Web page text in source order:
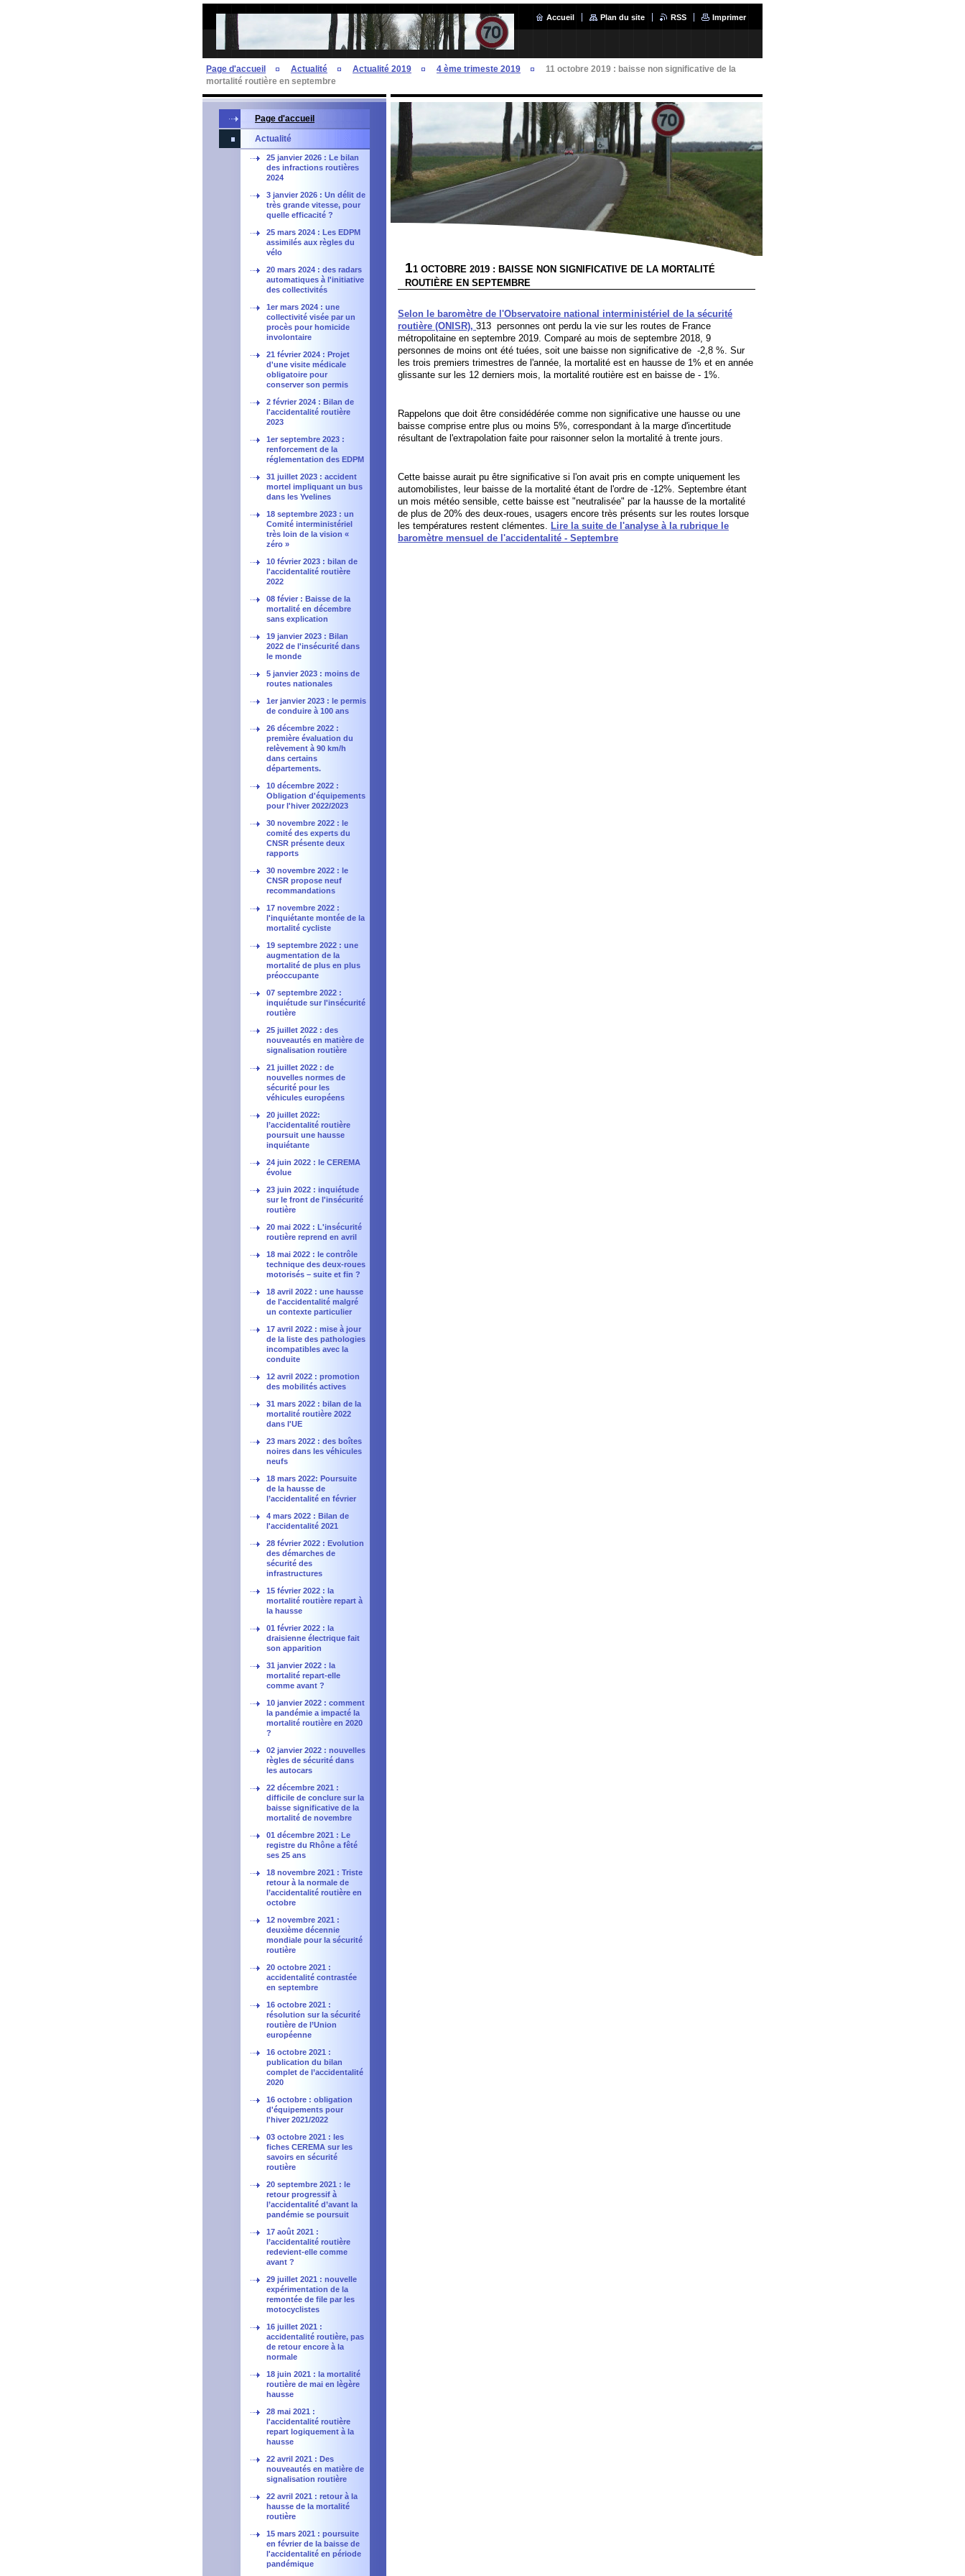
Accueil Plan du site RSS Imprimer
Page d'accueil Actualité Actualité 2019 4 ème trimeste 2019
11 octobre 2019 : baisse non significative de la
mortalité routière en septembre
11 OCTOBRE 2019 : BAISSE NON SIGNIFICATIVE DE LA MORTALITÉ
ROUTIÈRE EN SEPTEMBRE
Selon le baromètre de l'Observatoire national interministériel de la sécurité
routière (ONISR), 313 personnes ont perdu la vie sur les routes de France
métropolitaine en septembre 2019. Comparé au mois de septembre 2018, 9
personnes de moins ont été tuées, soit une baisse non significative de -2,8 %. Sur
les trois premiers trimestres de l'année, la mortalité est en hausse de 1% et en année
glissante sur les 12 derniers mois, la mortalité routière est en baisse de - 1%.
Rappelons que doit être considédérée comme non significative une hausse ou une
baisse comprise entre plus ou moins 5%, correspondant à la marge d'incertitude
résultant de l'extrapolation faite pour raisonner selon la mortalité à trente jours.
Cette baisse aurait pu être significative si l'on avait pris en compte uniquement les
automobilistes, leur baisse de la mortalité étant de l'ordre de -12%. Septembre étant
un mois météo sensible, cette baisse est "neutralisée" par la hausse de la mortalité
de plus de 20% des deux-roues, usagers encore très présents sur les routes lorsque
les températures restent clémentes. Lire la suite de l'analyse à la rubrique le
baromètre mensuel de l'accidentalité - Septembre
Page d'accueil
Actualité
25 janvier 2026 : Le bilan
des infractions routières
2024
3 janvier 2026 : Un délit de
très grande vitesse, pour
quelle efficacité ?
25 mars 2024 : Les EDPM
assimilés aux règles du
vélo
20 mars 2024 : des radars
automatiques à l'initiative
des collectivités
1er mars 2024 : une
collectivité visée par un
procès pour homicide
involontaire
21 février 2024 : Projet
d'une visite médicale
obligatoire pour
conserver son permis
2 février 2024 : Bilan de
l'accidentalité routière
2023
1er septembre 2023 :
renforcement de la
réglementation des EDPM
31 juillet 2023 : accident
mortel impliquant un bus
dans les Yvelines
18 septembre 2023 : un
Comité interministériel
très loin de la vision «
zéro »
10 février 2023 : bilan de
l'accidentalité routière
2022
08 févier : Baisse de la
mortalité en décembre
sans explication
19 janvier 2023 : Bilan
2022 de l'insécurité dans
le monde
5 janvier 2023 : moins de
routes nationales
1er janvier 2023 : le permis
de conduire à 100 ans
26 décembre 2022 :
première évaluation du
relèvement à 90 km/h
dans certains
départements.
10 décembre 2022 :
Obligation d'équipements
pour l'hiver 2022/2023
30 novembre 2022 : le
comité des experts du
CNSR présente deux
rapports
30 novembre 2022 : le
CNSR propose neuf
recommandations
17 novembre 2022 :
l'inquiétante montée de la
mortalité cycliste
19 septembre 2022 : une
augmentation de la
mortalité de plus en plus
préoccupante
07 septembre 2022 :
inquiétude sur l'insécurité
routière
25 juillet 2022 : des
nouveautés en matière de
signalisation routière
21 juillet 2022 : de
nouvelles normes de
sécurité pour les
véhicules européens
20 juillet 2022:
l’accidentalité routière
poursuit une hausse
inquiétante
24 juin 2022 : le CEREMA
évolue
23 juin 2022 : inquiétude
sur le front de l'insécurité
routière
20 mai 2022 : L'insécurité
routière reprend en avril
18 mai 2022 : le contrôle
technique des deux-roues
motorisés – suite et fin ?
18 avril 2022 : une hausse
de l'accidentalité malgré
un contexte particulier
17 avril 2022 : mise à jour
de la liste des pathologies
incompatibles avec la
conduite
12 avril 2022 : promotion
des mobilités actives
31 mars 2022 : bilan de la
mortalité routière 2022
dans l'UE
23 mars 2022 : des boîtes
noires dans les véhicules
neufs
18 mars 2022: Poursuite
de la hausse de
l’accidentalité en février
4 mars 2022 : Bilan de
l'accidentalité 2021
28 février 2022 : Evolution
des démarches de
sécurité des
infrastructures
15 février 2022 : la
mortalité routière repart à
la hausse
01 février 2022 : la
draisienne électrique fait
son apparition
31 janvier 2022 : la
mortalité repart-elle
comme avant ?
10 janvier 2022 : comment
la pandémie a impacté la
mortalité routière en 2020
?
02 janvier 2022 : nouvelles
règles de sécurité dans
les autocars
22 décembre 2021 :
difficile de conclure sur la
baisse significative de la
mortalité de novembre
01 décembre 2021 : Le
registre du Rhône a fêté
ses 25 ans
18 novembre 2021 : Triste
retour à la normale de
l’accidentalité routière en
octobre
12 novembre 2021 :
deuxième décennie
mondiale pour la sécurité
routière
20 octobre 2021 :
accidentalité contrastée
en septembre
16 octobre 2021 :
résolution sur la sécurité
routière de l’Union
européenne
16 octobre 2021 :
publication du bilan
complet de l’accidentalité
2020
16 octobre : obligation
d'équipements pour
l'hiver 2021/2022
03 octobre 2021 : les
fiches CEREMA sur les
savoirs en sécurité
routière
20 septembre 2021 : le
retour progressif à
l’accidentalité d’avant la
pandémie se poursuit
17 août 2021 :
l’accidentalité routière
redevient-elle comme
avant ?
29 juillet 2021 : nouvelle
expérimentation de la
remontée de file par les
motocyclistes
16 juillet 2021 :
accidentalité routière, pas
de retour encore à la
normale
18 juin 2021 : la mortalité
routière de mai en lègère
hausse
28 mai 2021 :
l'accidentalité routière
repart logiquement à la
hausse
22 avril 2021 : Des
nouveautés en matière de
signalisation routière
22 avril 2021 : retour à la
hausse de la mortalité
routière
15 mars 2021 : poursuite
en février de la baisse de
l'accidentalité en période
pandémique